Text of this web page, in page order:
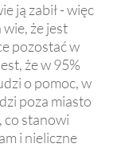
ją zabił - więc
że jest
pozostać w
że w 95%
o pomoc, w
poza miasto
co stanowi
i nieliczne